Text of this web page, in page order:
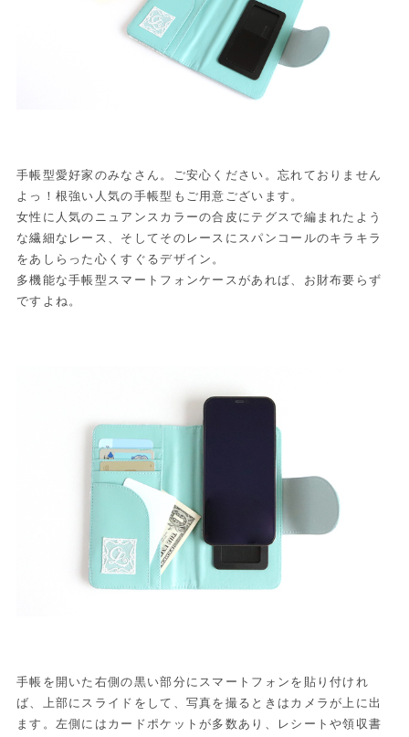
手帳型愛好家のみなさん。ご安心ください。忘れておりません
よっ！根強い人気の手帳型もご用意ございます。
女性に人気のニュアンスカラーの合皮にテグスで編まれたよう
な繊細なレース、そしてそのレースにスパンコールのキラキラ
をあしらった心くすぐるデザイン。
多機能な手帳型スマートフォンケースがあれば、お財布要らず
ですよね。
手帳を開いた右側の黒い部分にスマートフォンを貼り付けれ
ば、上部にスライドをして、写真を撮るときはカメラが上に出
ます。左側にはカードポケットが多数あり、レシートや領収書